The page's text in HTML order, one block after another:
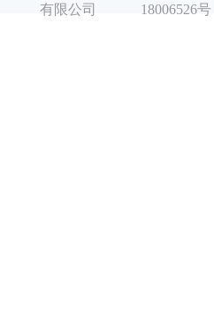
有限公司
18006526号